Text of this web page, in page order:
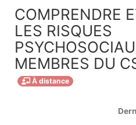
COMPRENDRE
LES RISQUES
MEMBRES DU
À distance